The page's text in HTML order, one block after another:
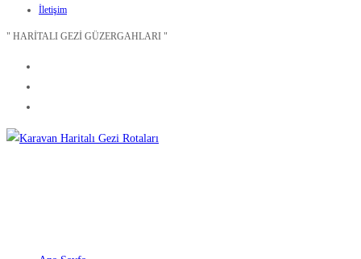
İletişim
" HARİTALI GEZİ GÜZERGAHLARI "